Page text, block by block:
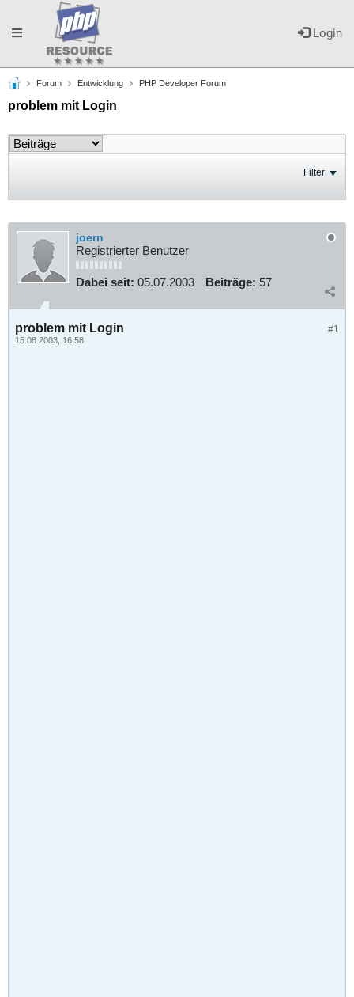
Login
Toggle
navigation
Forum Entwicklung PHP Developer Forum
problem mit Login
Filter
joern
Registrierter Benutzer
Dabei seit: 05.07.2003 Beiträge: 57
#1
problem mit Login
15.08.2003, 16:58